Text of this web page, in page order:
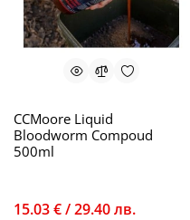
CCMoore Liquid
Bloodworm Compoud
500ml
15.03 € / 29.40 лв.